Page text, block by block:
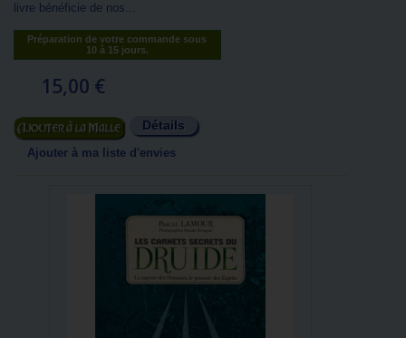
livre bénéficie de nos...
Préparation de votre commande sous
10 à 15 jours.
15,00 €
Ajouter au panier Détails
Ajouter à ma liste d'envies